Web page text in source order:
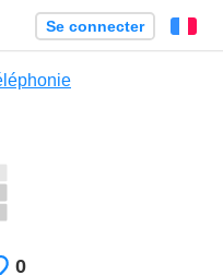
Se connecter
J'aime
0